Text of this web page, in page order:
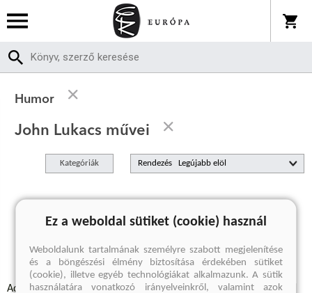
Humor
John Lukacs művei
Kategóriák Rendezés
A keresett kifejezésre nincs találat
Adatvédelmi szabályzatok Elállási felmondási nyilatkozat
Ez a weboldal sütiket (cookie) használ
Weboldalunk tartalmának személyre szabott megjelenítése
és a böngészési élmény biztosítása érdekében sütiket
(cookie), illetve egyéb technológiákat alkalmazunk. A sütik
használatára vonatkozó irányelveinkről, valamint azok